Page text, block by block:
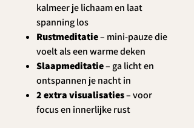
kalmeer je lichaam en laat
spanning los
Rustmeditatie– mini-pauze die
voelt als een warme deken
Slaapmeditatie– ga licht en
ontspannen je nacht in
2 extra visualisaties– voor
focus en innerlijke rust